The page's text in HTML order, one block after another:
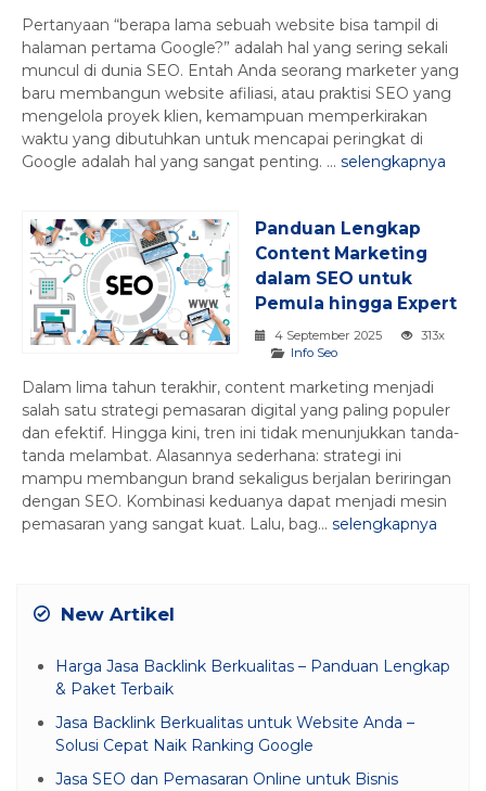
Pertanyaan “berapa lama sebuah website bisa tampil di
halaman pertama Google?” adalah hal yang sering sekali
muncul di dunia SEO. Entah Anda seorang marketer yang
baru membangun website afiliasi, atau praktisi SEO yang
mengelola proyek klien, kemampuan memperkirakan
waktu yang dibutuhkan untuk mencapai peringkat di
Google adalah hal yang sangat penting. ... selengkapnya
Panduan Lengkap
Content Marketing
dalam SEO untuk
Pemula hingga Expert
4 September 2025
313x
Info Seo
Dalam lima tahun terakhir, content marketing menjadi
salah satu strategi pemasaran digital yang paling populer
dan efektif. Hingga kini, tren ini tidak menunjukkan tanda-
tanda melambat. Alasannya sederhana: strategi ini
mampu membangun brand sekaligus berjalan beriringan
dengan SEO. Kombinasi keduanya dapat menjadi mesin
pemasaran yang sangat kuat. Lalu, bag... selengkapnya
New Artikel
Harga Jasa Backlink Berkualitas – Panduan Lengkap
& Paket Terbaik
Jasa Backlink Berkualitas untuk Website Anda –
Solusi Cepat Naik Ranking Google
Jasa SEO dan Pemasaran Online untuk Bisnis